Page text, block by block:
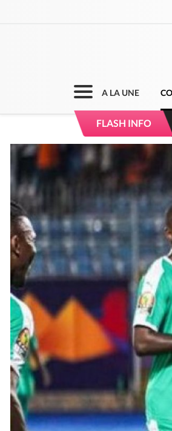
A LA UNE
FLASH INFO